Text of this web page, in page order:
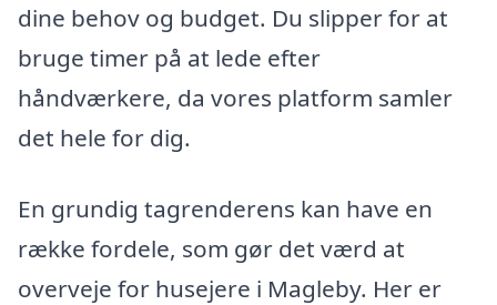
dine behov og budget. Du slipper for at
bruge timer på at lede efter
håndværkere, da vores platform samler
det hele for dig.
En grundig tagrenderens kan have en
række fordele, som gør det værd at
overveje for husejere i Magleby. Her er